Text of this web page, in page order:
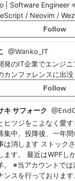
| Software Engineer
/ Neovim /
Follow
@Wanko_IT
発のIT企業でエンジニ
カンファレンスに出没
Follow
キ サフォーク @
ヒツジをこよなく愛
集中。投降後、一年
は消します ストック
ます。 最近はWPFし
。 ※当アカウントでは
ンスを行っておりま